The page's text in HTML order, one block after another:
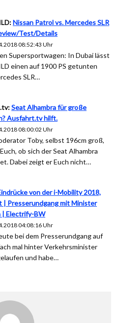
Nissan Patrol vs. Mercedes SLR
Test/Details
08:52:43 Uhr
Supersportwagen: In Dubai lässt
einen auf 1900 PS getunten
SLR…
Seat Alhambra für große
Ausfahrt.tv hilft.
08:00:02 Uhr
Toby, selbst 196cm groß,
ob sich der Seat Alhambra
Dabei zeigt er Euch nicht…
von der i-Mobility 2018,
Presserundgang mit Minister
| Electrify-BW
04:08:16 Uhr
bei dem Presserundgang auf
mal hinter Verkehrsminister
und habe…